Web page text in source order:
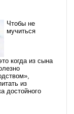
Чтобы не
мучиться
когда из сына
из
достойного